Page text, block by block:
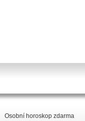
Osobní horoskop zdarma